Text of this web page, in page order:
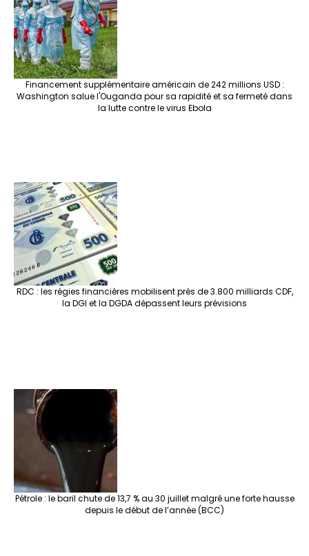
Financement supplémentaire américain de 242 millions USD :
Washington salue l'Ouganda pour sa rapidité et sa fermeté dans
la lutte contre le virus Ebola
RDC : les régies financières mobilisent près de 3.800 milliards CDF,
la DGI et la DGDA dépassent leurs prévisions
Pétrole : le baril chute de 13,7 % au 30 juillet malgré une forte hausse
depuis le début de l’année (BCC)